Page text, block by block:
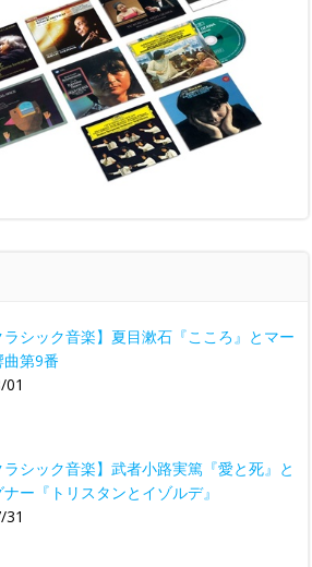
ラシック音楽】夏目漱石『こころ』とマー
曲第9番
01
ラシック音楽】武者小路実篤『愛と死』と
ー『トリスタンとイゾルデ』
31